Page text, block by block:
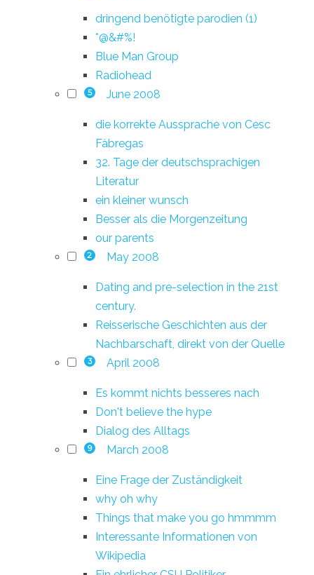
dringend benötigte parodien (1)
*@&#%!
Blue Man Group
Radiohead
5 June 2008
die korrekte Aussprache von Cesc
Fàbregas
32. Tage der deutschsprachigen
Literatur
ein kleiner wunsch
Besser als die Morgenzeitung
our parents
2 May 2008
Dating and pre-selection in the 21st
century.
Reisserische Geschichten aus der
Nachbarschaft, direkt von der Quelle
3 April 2008
Es kommt nichts besseres nach
Don't believe the hype
Dialog des Alltags
9 March 2008
Eine Frage der Zuständigkeit
why oh why
Things that make you go hmmmm
Interessante Informationen von
Wikipedia